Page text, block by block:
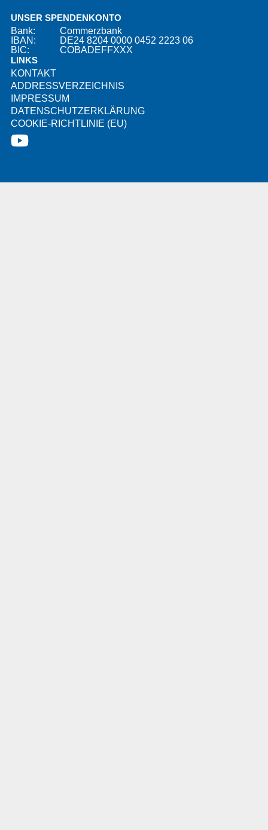
UNSER SPENDENKONTO
Bank:
Commerzbank
IBAN:
DE24 8204 0000 0452 2223 06
BIC:
COBADEFFXXX
LINKS
KONTAKT
ADDRESSVERZEICHNIS
IMPRESSUM
DATENSCHUTZERKLÄRUNG
COOKIE-RICHTLINIE (EU)